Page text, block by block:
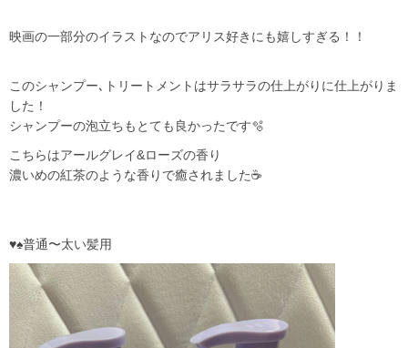
映画の一部分のイラストなのでアリス好きにも嬉しすぎる！！
このシャンプー､トリートメントはサラサラの仕上がりに仕上がりま
した！
シャンプーの泡立ちもとても良かったです🫧
こちらはアールグレイ&ローズの香り
濃いめの紅茶のような香りで癒されました☕️
♥️♠️普通〜太い髪用